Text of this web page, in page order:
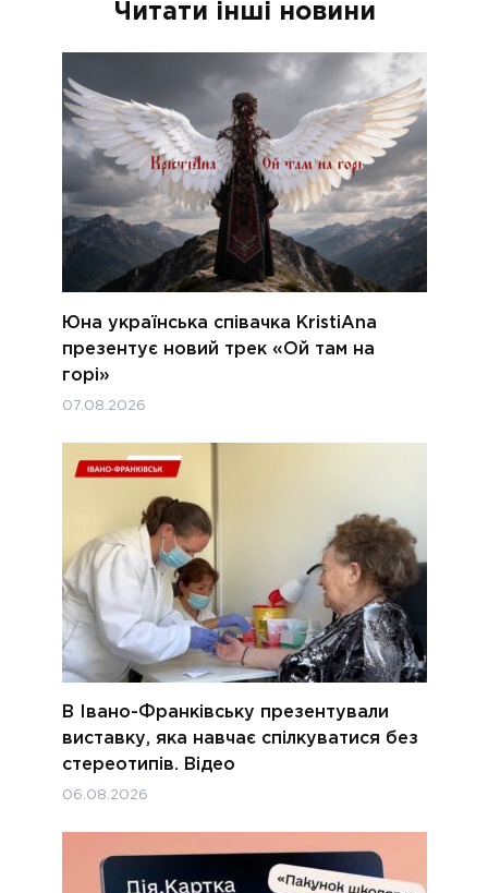
Читати інші новини
Юна українська співачка KristiAna
презентує новий трек «Ой там на
горі»
07.08.2026
В Івано-Франківську презентували
виставку, яка навчає спілкуватися без
стереотипів. Відео
06.08.2026